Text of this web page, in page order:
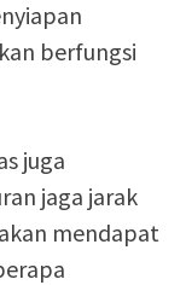
berfungsi
juga
jaga jarak
mendapat